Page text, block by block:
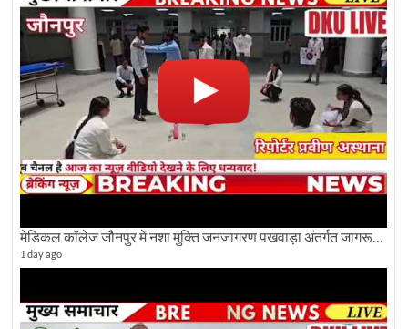
मेडिकल कॉलेज जौनपुर में नशा मुक्ति जनजागरण पखवाड़ा अंतर्गत जागरूकता कार्यक्रम आयोजित
1 day ago